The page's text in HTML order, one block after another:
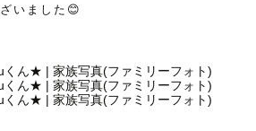
いました😊